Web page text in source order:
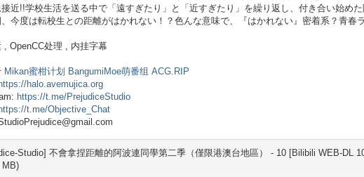
近!!学校生活を送る中で「遠すぎたり」と「近すぎたり」を繰り返し、付き合い始め
今度は転校生との距離がはかれない！？色んな意味で、『はかれない』密着系？青春
, OpenCC处理 , 内挂字幕
Mikan蜜柑计划 BangumiMoe萌番组 ACG.RIP
https://halo.avemujica.org
https://t.me/PrejudiceStudio
https://t.me/Objective_Chat
Studio] 不會拿捏距離的阿波連同學第二季（僅限港澳台地區） - 10 [Bilibili WEB-DL
MB)